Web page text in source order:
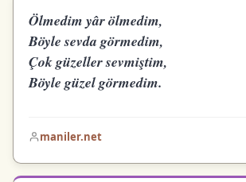
Ölmedim yâr ölmedim,
Böyle sevda görmedim,
Çok güzeller sevmiştim,
Böyle güzel görmedim.
maniler.net